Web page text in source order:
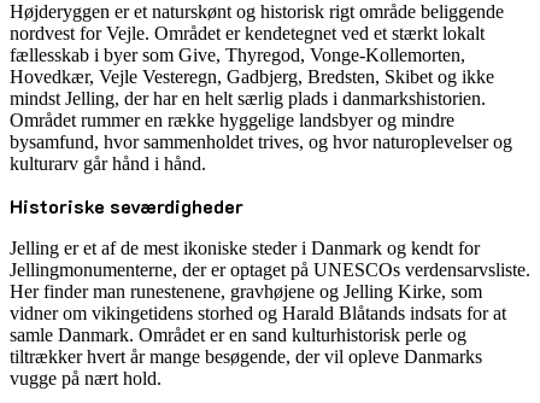
Højderyggen er et naturskønt og historisk rigt område beliggende
nordvest for Vejle. Området er kendetegnet ved et stærkt lokalt
fællesskab i byer som Give, Thyregod, Vonge-Kollemorten,
Hovedkær, Vejle Vesteregn, Gadbjerg, Bredsten, Skibet og ikke
mindst Jelling, der har en helt særlig plads i danmarkshistorien.
Området rummer en række hyggelige landsbyer og mindre
bysamfund, hvor sammenholdet trives, og hvor naturoplevelser og
kulturarv går hånd i hånd.
Historiske seværdigheder
Jelling er et af de mest ikoniske steder i Danmark og kendt for
Jellingmonumenterne, der er optaget på UNESCOs verdensarvsliste.
Her finder man runestenene, gravhøjene og Jelling Kirke, som
vidner om vikingetidens storhed og Harald Blåtands indsats for at
samle Danmark. Området er en sand kulturhistorisk perle og
tiltrækker hvert år mange besøgende, der vil opleve Danmarks
vugge på nært hold.